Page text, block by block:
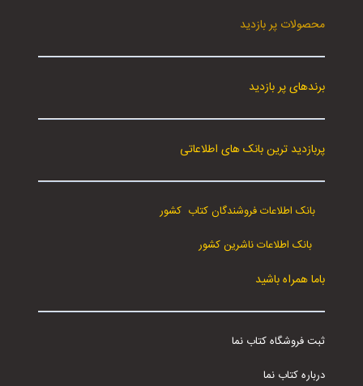
محصولات پر بازدید
برندهای پر بازدید
پربازدید ترین بانک های اطلاعاتی
بانک اطلاعات فروشندگان کتاب کشور
بانک اطلاعات ناشرین کشور
باما همراه باشید
ثبت فروشگاه کتاب نما
درباره کتاب نما